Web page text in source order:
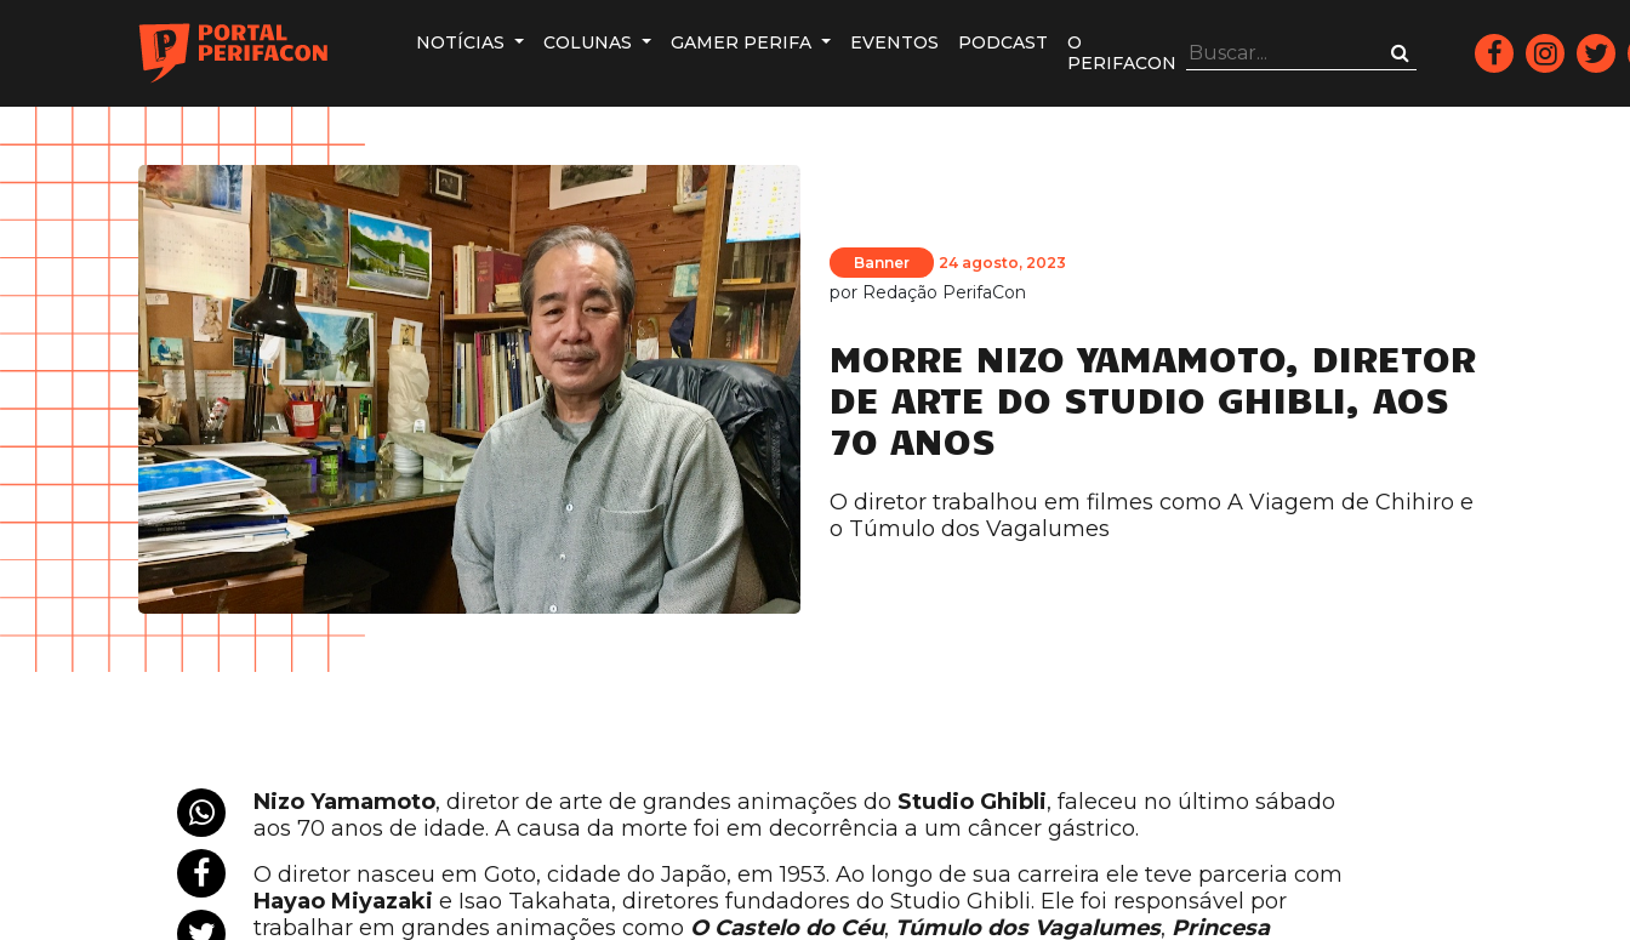
NOTÍCIAS COLUNAS GAMER PERIFA EVENTOS PODCAST
O
PERIFACON
Banner 24 agosto, 2023
por Redação PerifaCon
MORRE NIZO YAMAMOTO, DIRETOR
DE ARTE DO STUDIO GHIBLI, AOS
70 ANOS
O diretor trabalhou em filmes como A Viagem de Chihiro e
o Túmulo dos Vagalumes
Nizo Yamamoto, diretor de arte de grandes animações do Studio Ghibli, faleceu no último sábado
aos 70 anos de idade. A causa da morte foi em decorrência a um câncer gástrico.
O diretor nasceu em Goto, cidade do Japão, em 1953. Ao longo de sua carreira ele teve parceria com
Hayao Miyazaki e Isao Takahata, diretores fundadores do Studio Ghibli. Ele foi responsável por
trabalhar em grandes animações como O Castelo do Céu, Túmulo dos Vagalumes, Princesa